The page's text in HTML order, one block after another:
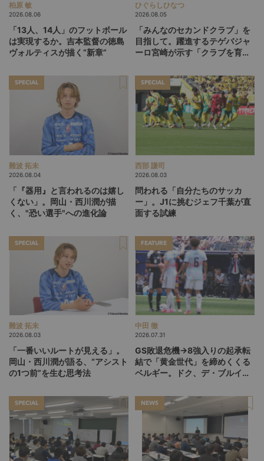
柏原 敏
2026.08.06
「13人、14人」のフットボール
は実現するか。吉本監督の徳島
ヴォルティスが描く“新章”
ひぐらしひなつ
2026.08.05
「みんなのセカンドクラブ」を
目指して。躍進するテゲバジャ
ーロ宮崎が示す「クラブを育て
SPECIAL
難波 拓未
2026.08.04
「『器用』と言われるのは嬉し
くない」。岡山・西川潤が描
く、"恐い選手"への進化論
SPECIAL
西部 謙司
2026.08.03
問われる「自分たちのサッカ
ー」。J1に挑むジェフ千葉が直
面する試練
SPECIAL
難波 拓未
2026.08.03
「一番いいルートが見える」。
岡山・西川潤が語る、“アシスト
の1つ前”を生む思考法
FEATURE
中田 徹
2026.07.31
GS敗退危機→8強入りの起承転
結で「黄金世代」を締めくくる
ベルギー。ドク、デ・ブルイネ
ディ・ガルシア劇場の裏側
SPECIAL NEWS